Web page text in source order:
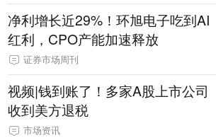
净利增长近29%！环旭电子吃到AI
红利，CPO产能加速释放
证券市场周刊
视频|钱到账了！多家A股上市公司
收到美方退税
市场资讯